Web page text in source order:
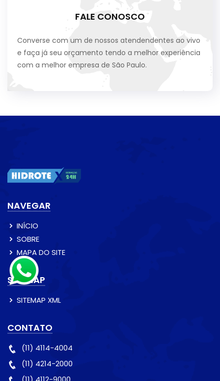
FALE CONOSCO
Converse com um de nossos atendendentes ao vivo
e faça já seu orçamento tendo a melhor experiência
com a melhor empresa de São Paulo.
NAVEGAR
INÍCIO
SOBRE
MAPA DO SITE
SITEMAP
SITEMAP XML
CONTATO
(11) 4114-4004
(11) 4214-2000